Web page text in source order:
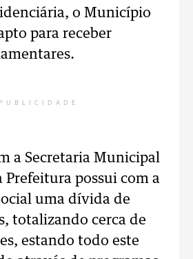
o Município
para receber
PUBLICIDADE
a Secretaria Municipal
Prefeitura possui com a
uma dívida de
totalizando cerca de
estando todo este